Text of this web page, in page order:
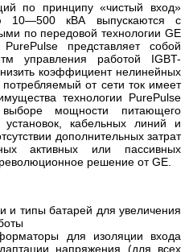
по принципу «чистый вход»
кВА выпускаются с
по передовой технологии GE
представляет собой
управления работой IGBT-
коэффициент нелинейных
от сети ток имеет
технологии PurePulse
мощности питающего
установок, кабельных линий и
дополнительных затрат
активных или пассивных
решение от GE.
и типы батарей для увеличения
для изоляции входа
напряжения (для всех